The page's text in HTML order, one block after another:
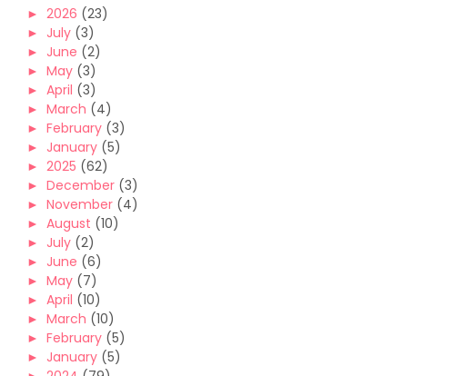
► 2026 (23)
► July (3)
► June (2)
► May (3)
► April (3)
► March (4)
► February (3)
► January (5)
► 2025 (62)
► December (3)
► November (4)
► August (10)
► July (2)
► June (6)
► May (7)
► April (10)
► March (10)
► February (5)
► January (5)